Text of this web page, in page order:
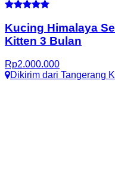
Kucing Himalaya
Kitten 3 Bulan
Rp2.000.000
Dikirim dari Tangerang